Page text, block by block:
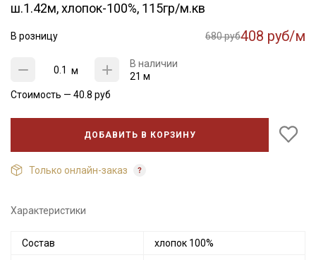
ш.1.42м, хлопок-100%, 115гр/м.кв
В розницу 680 руб408 руб/м
м
В наличии
21 м
Стоимость — 40.8 руб
ДОБАВИТЬ В КОРЗИНУ
Только онлайн-заказ
Характеристики
Состав хлопок 100%